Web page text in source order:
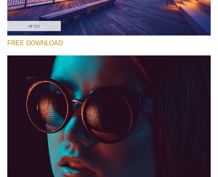
FREE DOWNLOAD